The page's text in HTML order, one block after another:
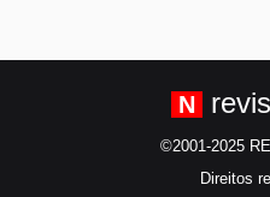
N
©2001-2025
Direitos